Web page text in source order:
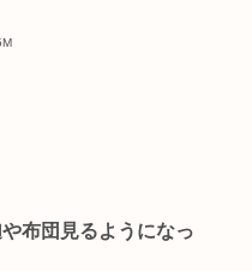
布団見るようになっ